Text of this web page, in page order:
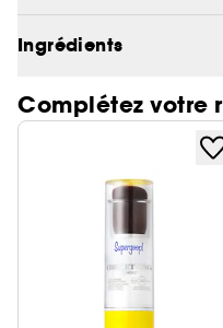
menée auprès de 33
fond de teint seul.
Ingrédients
Complétez votre